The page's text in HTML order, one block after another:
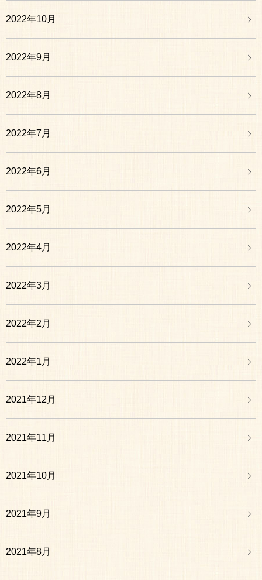
2022年10月
2022年9月
2022年8月
2022年7月
2022年6月
2022年5月
2022年4月
2022年3月
2022年2月
2022年1月
2021年12月
2021年11月
2021年10月
2021年9月
2021年8月